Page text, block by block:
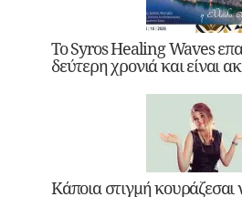
Το Syros Healing Waves
δεύτερη χρονιά και είναι
Κάποια στιγμή κουράζεσαι